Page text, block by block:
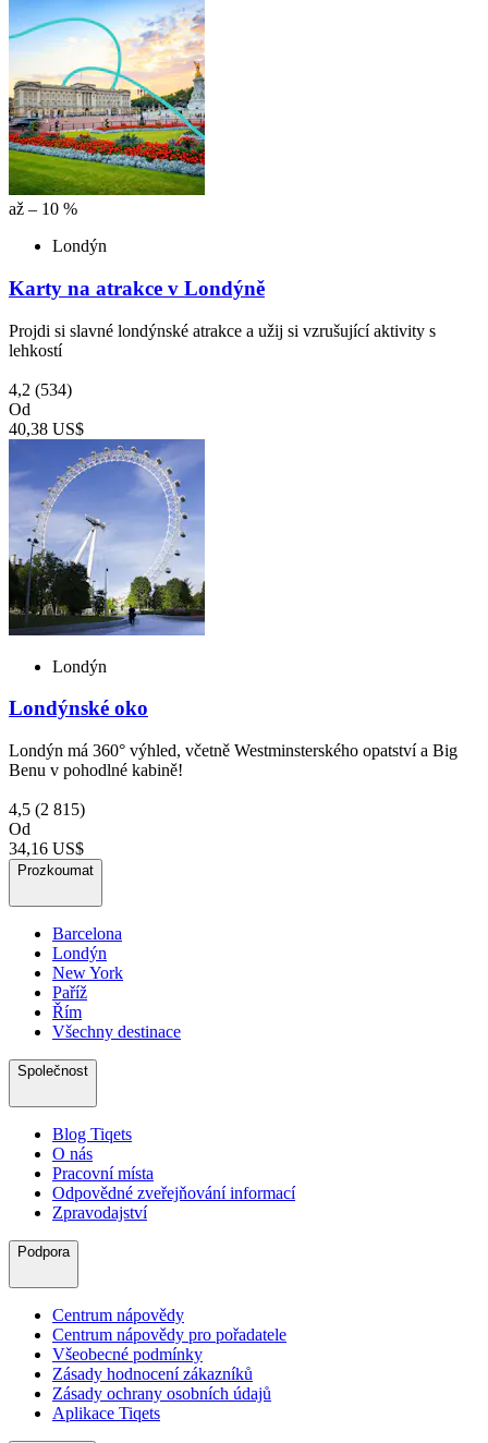
až – 10 %
Londýn
Karty na atrakce v Londýně
Projdi si slavné londýnské atrakce a užij si vzrušující aktivity s
lehkostí
4,2 (534)
Od
40,38 US$
Londýn
Londýnské oko
Londýn má 360° výhled, včetně Westminsterského opatství a Big
Benu v pohodlné kabině!
4,5 (2 815)
Od
34,16 US$
Prozkoumat
Barcelona
Londýn
New York
Paříž
Řím
Všechny destinace
Společnost
Blog Tiqets
O nás
Pracovní místa
Odpovědné zveřejňování informací
Zpravodajství
Podpora
Centrum nápovědy
Centrum nápovědy pro pořadatele
Všeobecné podmínky
Zásady hodnocení zákazníků
Zásady ochrany osobních údajů
Aplikace Tiqets